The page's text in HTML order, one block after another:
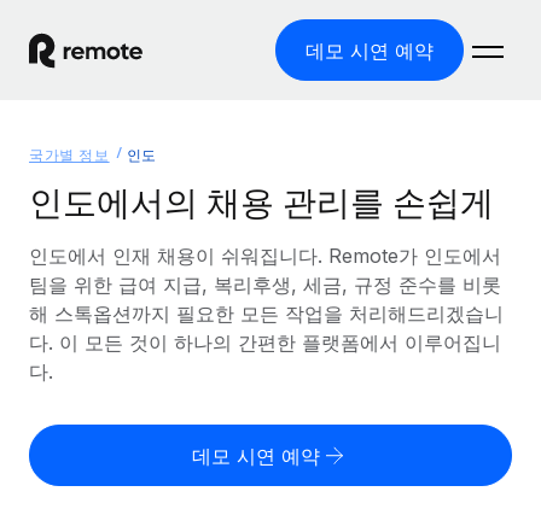
데모 시연 예약
글로벌 고용
글로벌 급여
규정을 준수하며 급여 지급을 손쉽게 처리
전 세계에서 규정을 준수하며 계약자 고용
글로벌 서비스 제공
국가별 정보
미국 주별 정보
미국 모든 주 전역에서 채용 업무를 간소화
리소스
국가별 직원 오분류 리스크 확인
요금
국가별 정보 인도
인도에서의 채용 관리를 손쉽게
인도에서 인재 채용이 쉬워집니다. Remote가 인도에서
팀을 위한 급여 지급, 복리후생, 세금, 규정 준수를 비롯
해 스톡옵션까지 필요한 모든 작업을 처리해드리겠습니
다. 이 모든 것이 하나의 간편한 플랫폼에서 이루어집니
다.
데모 시연 예약